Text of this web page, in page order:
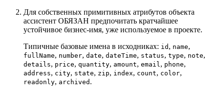
Для собственных примитивных атрибутов объекта
ассистент ОБЯЗАН предпочитать кратчайшее
устойчивое бизнес-имя, уже используемое в проекте.
Типичные базовые имена в исходниках: id , name,
fullName, number, date, dateTime, status, type, note,
details, price, quantity, amount, email , phone,
address, city, state, zip, index, count, color,
readonly, archived .